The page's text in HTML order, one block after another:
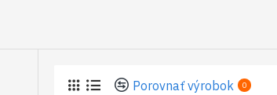
Porovnať výrobok 0